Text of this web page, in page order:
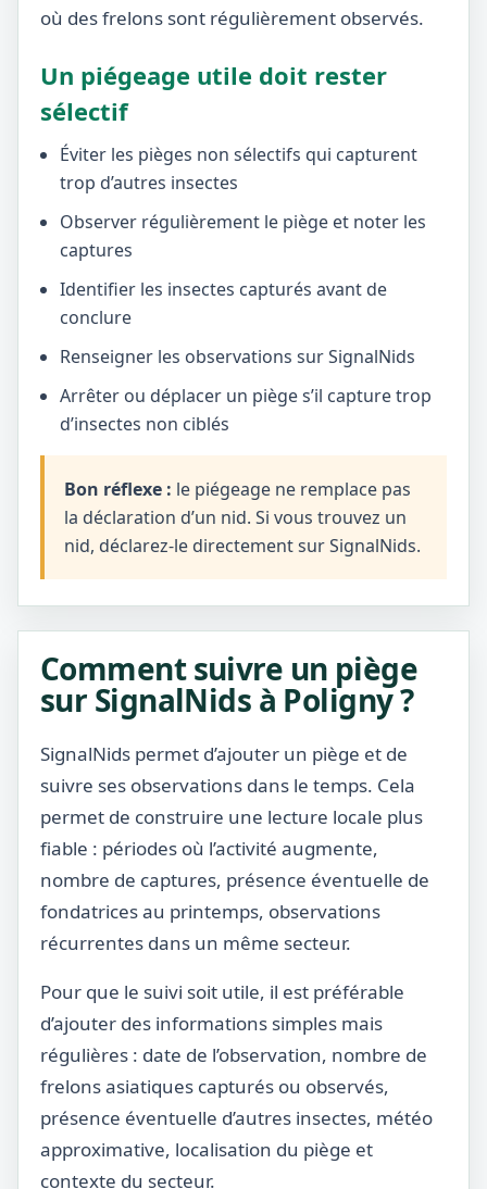
où des frelons sont régulièrement observés.
Un piégeage utile doit rester
sélectif
Éviter les pièges non sélectifs qui capturent
trop d’autres insectes
Observer régulièrement le piège et noter les
captures
Identifier les insectes capturés avant de
conclure
Renseigner les observations sur SignalNids
Arrêter ou déplacer un piège s’il capture trop
d’insectes non ciblés
Bon réflexe : le piégeage ne remplace pas
la déclaration d’un nid. Si vous trouvez un
nid, déclarez-le directement sur SignalNids.
Comment suivre un piège
sur SignalNids à Poligny ?
SignalNids permet d’ajouter un piège et de
suivre ses observations dans le temps. Cela
permet de construire une lecture locale plus
fiable : périodes où l’activité augmente,
nombre de captures, présence éventuelle de
fondatrices au printemps, observations
récurrentes dans un même secteur.
Pour que le suivi soit utile, il est préférable
d’ajouter des informations simples mais
régulières : date de l’observation, nombre de
frelons asiatiques capturés ou observés,
présence éventuelle d’autres insectes, météo
approximative, localisation du piège et
contexte du secteur.